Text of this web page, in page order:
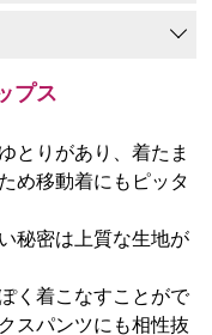
プス
とりがあり、着たま
め移動着にもピッタ
秘密は上質な生地が
く着こなすことがで
スパンツにも相性抜